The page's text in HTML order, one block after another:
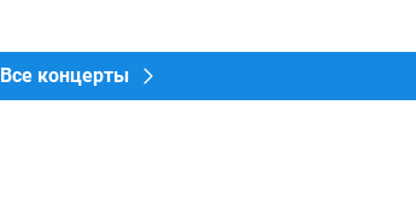
Все концерты